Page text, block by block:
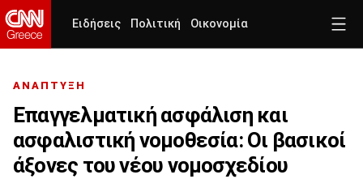
Ειδήσεις Πολιτική Οικονομία
ΑΝΑΠΤΥΞΗ
Eπαγγελματική ασφάλιση και
ασφαλιστική νομοθεσία: Οι βασικοί
άξονες του νέου νομοσχεδίου